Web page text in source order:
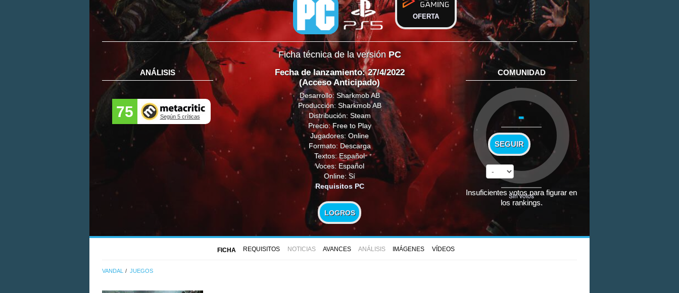
OFERTA
Ficha técnica de la versión PC
ANÁLISIS
75 Según 5 críticas
Fecha de lanzamiento: 27/4/2022
(Acceso Anticipado)
Desarrollo: Sharkmob AB
Producción: Sharkmob AB
Distribución: Steam
Precio: Free to Play
Jugadores: Online
Formato: Descarga
Textos: Español
Voces: Español
Online: Sí
Requisitos PC
LOGROS
COMUNIDAD
-
SEGUIR
Sin votos
Insuficientes votos para figurar en
los rankings.
FICHA REQUISITOS NOTICIAS AVANCES ANÁLISIS IMÁGENES VÍDEOS
VANDAL JUEGOS